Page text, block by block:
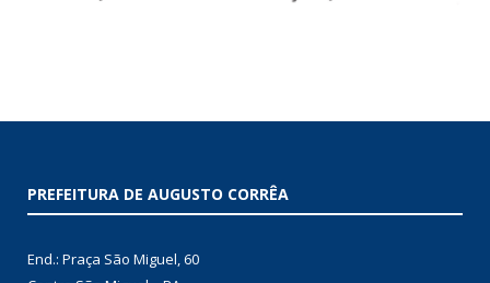
PREFEITURA DE AUGUSTO CORRÊA
End.: Praça São Miguel, 60